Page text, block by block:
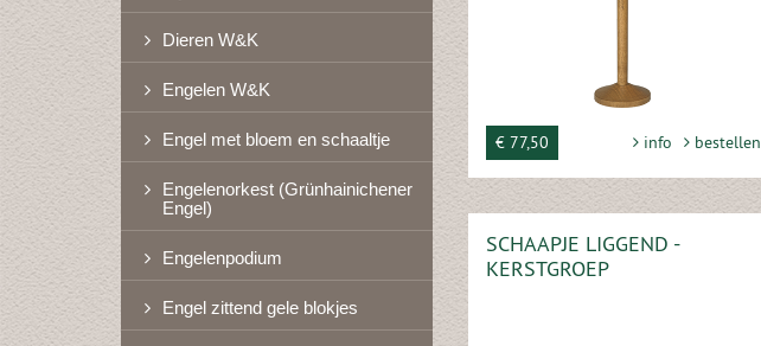
Dieren W&K
Engelen W&K
Engel met bloem en schaaltje
Engelenorkest (Grünhainichener
Engel)
Engelenpodium
Engel zittend gele blokjes
€ 77,50 info bestellen
SCHAAPJE LIGGEND -
KERSTGROEP